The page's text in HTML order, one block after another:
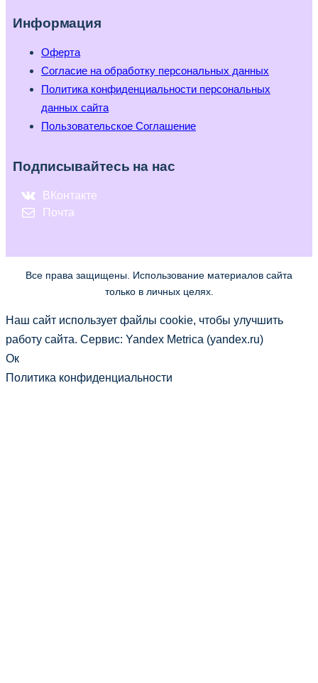
Информация
Оферта
Согласие на обработку персональных данных
Политика конфиденциальности персональных
данных сайта
Пользовательское Соглашение
Подписывайтесь на нас
ВКонтакте
Почта
Все права защищены. Использование материалов сайта
только в личных целях.
Наш сайт использует файлы cookie, чтобы улучшить
работу сайта. Сервис: Yandex Metrica (yandex.ru)
Ок
Политика конфиденциальности